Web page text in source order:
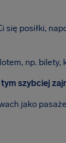
się posiłki,
np. bilety,
szybciej
jako